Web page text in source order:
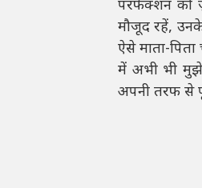
परफेक्शन को
मौजूद रहें,
ऐसे माता-
में अभी भी मुझे
अपनी तरफ से